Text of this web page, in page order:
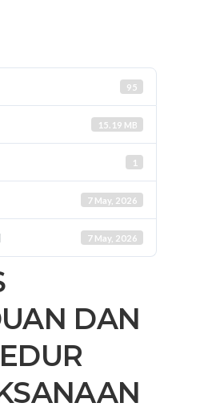
95
15.19 MB
1
7 May, 2026
7 May, 2026
DAN